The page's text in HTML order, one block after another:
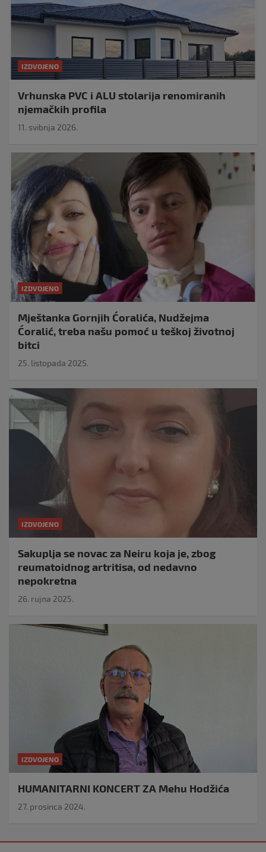
IZDVOJENO
Vrhunska PVC i ALU stolarija renomiranih
njemačkih profila
11. svibnja 2026.
IZDVOJENO
Mještanka Gornjih Ćoralića, Nudžejma
Ćoralić, treba našu pomoć u teškoj životnoj
bitci
25. listopada 2025.
IZDVOJENO
Sakuplja se novac za Neiru koja je, zbog
reumatoidnog artritisa, od nedavno
nepokretna
26. rujna 2025.
IZDVOJENO
HUMANITARNI KONCERT ZA Mehu Hodžića
27. prosinca 2024.